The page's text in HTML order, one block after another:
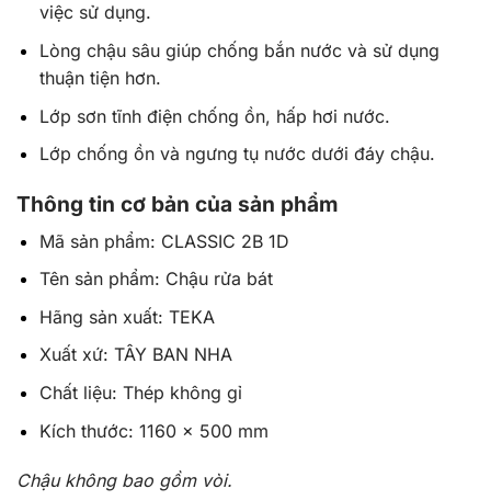
việc sử dụng.
Lòng chậu sâu giúp chống bắn nước và sử dụng
thuận tiện hơn.
Lớp sơn tĩnh điện chống ồn, hấp hơi nước.
Lớp chống ồn và ngưng tụ nước dưới đáy chậu.
Thông tin cơ bản của sản phẩm
Mã sản phẩm: CLASSIC 2B 1D
Tên sản phẩm: Chậu rửa bát
Hãng sản xuất: TEKA
Xuất xứ: TÂY BAN NHA
Chất liệu: Thép không gỉ
Kích thước: 1160 x 500 mm
Chậu không bao gồm vòi.